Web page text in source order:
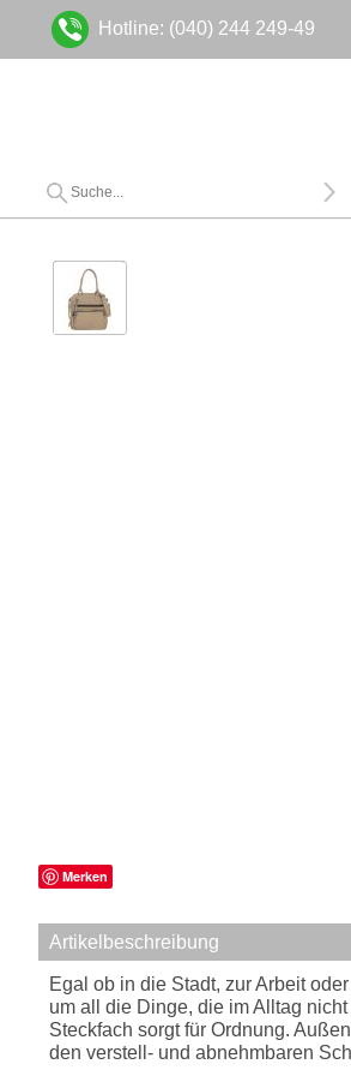
Hotline: (040) 244 249-49
Merken
Artikelbeschreibung
Egal ob in die Stadt, zur Arbeit
um all die Dinge, die im Alltag
Steckfach sorgt für Ordnung.
den verstell- und abnehmbaren